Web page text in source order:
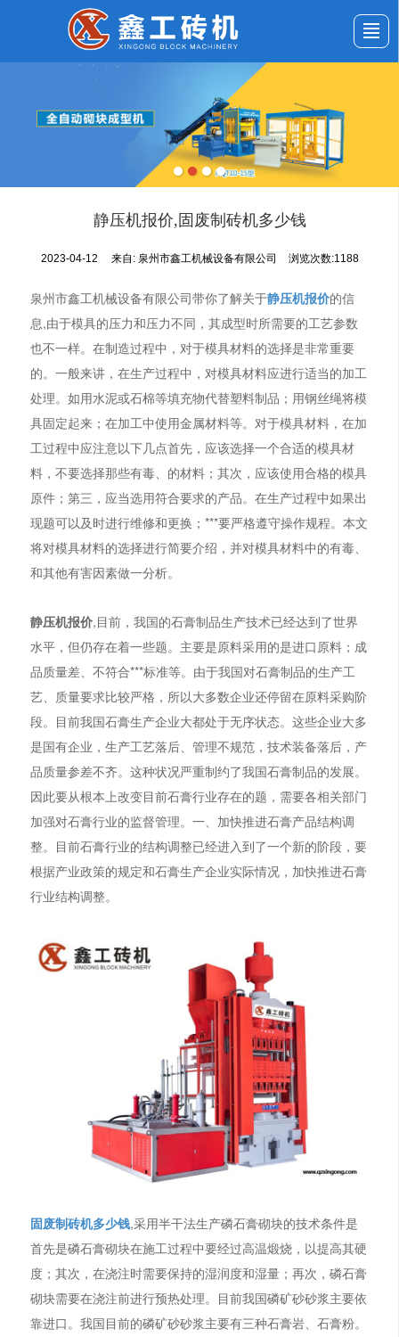
静压机报价,固废制砖机多少钱
2023-04-12 来自: 泉州市鑫工机械设备有限公司 浏览次数:1188
泉州市鑫工机械设备有限公司带你了解关于静压机报价的信
息,由于模具的压力和压力不同，其成型时所需要的工艺参数
也不一样。在制造过程中，对于模具材料的选择是非常重要
的。一般来讲，在生产过程中，对模具材料应进行适当的加工
处理。如用水泥或石棉等填充物代替塑料制品；用钢丝绳将模
具固定起来；在加工中使用金属材料等。对于模具材料，在加
工过程中应注意以下几点首先，应该选择一个合适的模具材
料，不要选择那些有毒、的材料；其次，应该使用合格的模具
原件；第三，应当选用符合要求的产品。在生产过程中如果出
现题可以及时进行维修和更换；***要严格遵守操作规程。本文
将对模具材料的选择进行简要介绍，并对模具材料中的有毒、
和其他有害因素做一分析。
静压机报价,目前，我国的石膏制品生产技术已经达到了世界
水平，但仍存在着一些题。主要是原料采用的是进口原料；成
品质量差、不符合***标准等。由于我国对石膏制品的生产工
艺、质量要求比较严格，所以大多数企业还停留在原料采购阶
段。目前我国石膏生产企业大都处于无序状态。这些企业大多
是国有企业，生产工艺落后、管理不规范，技术装备落后，产
品质量参差不齐。这种状况严重制约了我国石膏制品的发展。
因此要从根本上改变目前石膏行业存在的题，需要各相关部门
加强对石膏行业的监督管理。一、加快推进石膏产品结构调
整。目前石膏行业的结构调整已经进入到了一个新的阶段，要
根据产业政策的规定和石膏生产企业实际情况，加快推进石膏
行业结构调整。
固废制砖机多少钱,采用半干法生产磷石膏砌块的技术条件是
首先是磷石膏砌块在施工过程中要经过高温煅烧，以提高其硬
度；其次，在浇注时需要保持的湿润度和湿量；再次，磷石膏
砌块需要在浇注前进行预热处理。目前我国磷矿砂砂浆主要依
靠进口。我国目前的磷矿砂砂浆主要有三种石膏岩、石膏粉。